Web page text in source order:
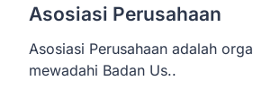
Asosiasi Perusahaan
Asosiasi Perusahaan adalah
mewadahi Badan Us..